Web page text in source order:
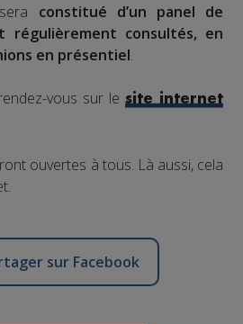
constitué d’un panel de
régulièrement consultés, en
en présentiel.
vous sur le site internet
ouvertes à tous. Là aussi, cela
sur Facebook